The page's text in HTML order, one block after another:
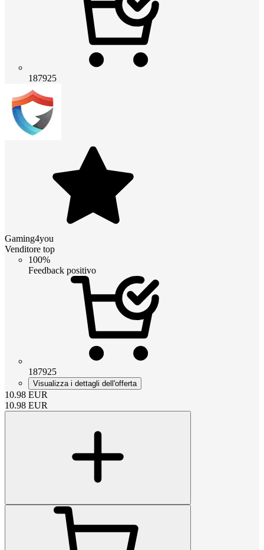
187925
Gaming4you
Venditore top
100%
Feedback positivo
187925
Visualizza i dettagli dell'offerta
10.98 EUR
10.98 EUR